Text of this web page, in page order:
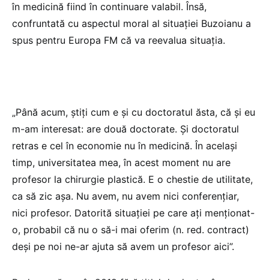
în medicină fiind în continuare valabil. Însă,
confruntată cu aspectul moral al situației Buzoianu a
spus pentru Europa FM că va reevalua situația.
„Până acum, știți cum e și cu doctoratul ăsta, că și eu
m-am interesat: are două doctorate. Și doctoratul
retras e cel în economie nu în medicină. În același
timp, universitatea mea, în acest moment nu are
profesor la chirurgie plastică. E o chestie de utilitate,
ca să zic așa. Nu avem, nu avem nici conferențiar,
nici profesor. Datorită situației pe care ați menționat-
o, probabil că nu o să-i mai oferim (n. red. contract)
deși pe noi ne-ar ajuta să avem un profesor aici”.